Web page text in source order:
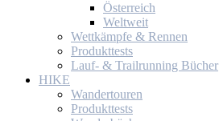
Österreich
Weltweit
Wettkämpfe & Rennen
Produkttests
Lauf- & Trailrunning Bücher
HIKE
Wandertouren
Produkttests